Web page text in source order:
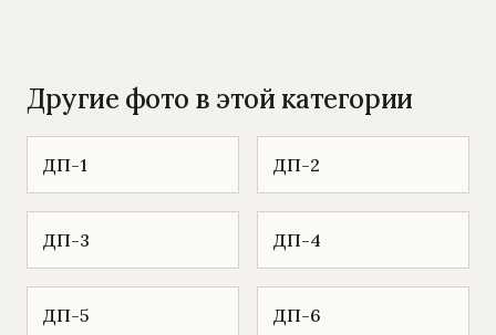
Другие фото в этой категории
ДП-1 ДП-2
ДП-3 ДП-4
ДП-5 ДП-6